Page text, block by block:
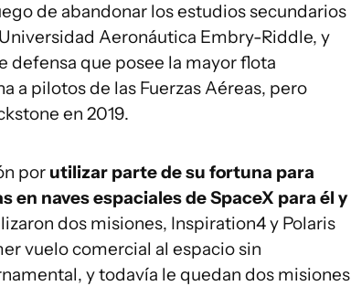
de abandonar los estudios secundarios
Aeronáutica Embry-Riddle, y
defensa que posee la mayor flota
a pilotos de las Fuerzas Aéreas, pero
en 2019.
por utilizar parte de su fortuna para
naves espaciales de SpaceX para él y
dos misiones, Inspiration4 y Polaris
vuelo comercial al espacio sin
y todavía le quedan dos misiones